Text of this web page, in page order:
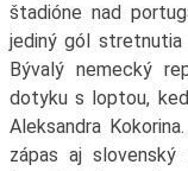
štadióne nad
jediný gól stretnutia
Bývalý nemecký
dotyku s loptou,
Aleksandra
zápas aj slovenský